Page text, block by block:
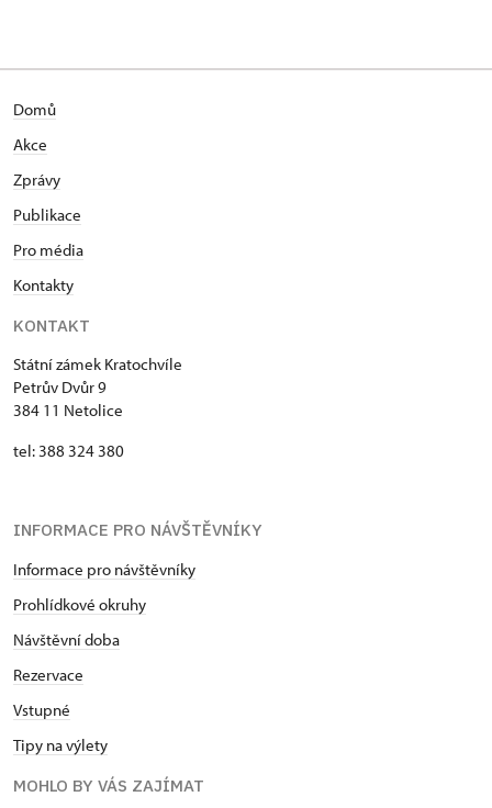
Domů
Akce
Zprávy
Publikace
Pro média
Kontakty
KONTAKT
Státní zámek Kratochvíle
Petrův Dvůr 9
384 11 Netolice
tel: 388 324 380
INFORMACE PRO NÁVŠTĚVNÍKY
Informace pro návštěvníky
Prohlídkové okruhy
Návštěvní doba
Rezervace
Vstupné
Tipy na výlety
MOHLO BY VÁS ZAJÍMAT